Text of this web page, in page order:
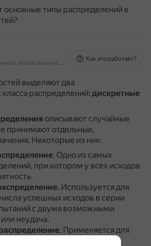
основные типы распределений в
На основе источников, возможны неточности
Как это работает?
выделяют два
распределений: дискретные
описывают случайные
принимают отдельные,
Некоторые из них:
. Одно из самых
при котором у всех исходов
. Используется для
успешных исходов в серии
с двумя возможными
неудача.
. Применяется для
того, сколько раз